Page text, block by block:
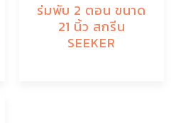
ร่มพับ 2 ตอน ขนาด
21 นิ้ว สกรีน
SEEKER